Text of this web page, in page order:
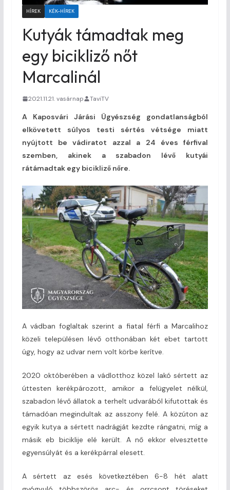
HÍREK KÉK-HÍREK
Kutyák támadtak meg
egy bicikliző nőt
Marcalinál
2021.11.21. vasárnap TaviTV
A Kaposvári Járási Ügyészség gondatlanságból
elkövetett súlyos testi sértés vétsége miatt
nyújtott be vádiratot azzal a 24 éves férfival
szemben, akinek a szabadon lévő kutyái
rátámadtak egy bicikliző nőre.
A vádban foglaltak szerint a fiatal férfi a Marcalihoz
közeli településen lévő otthonában két ebet tartott
úgy, hogy az udvar nem volt körbe kerítve.
2020 októberében a vádlotthoz közel lakó sértett az
úttesten kerékpározott, amikor a felügyelet nélkül,
szabadon lévő állatok a terhelt udvarából kifutottak és
támadóan megindultak az asszony felé. A közúton az
egyik kutya a sértett nadrágját kezdte rángatni, míg a
másik eb biciklije elé került. A nő ekkor elvesztette
egyensúlyát és a kerékpárral elesett.
A sértett az esés következtében 6-8 hét alatt